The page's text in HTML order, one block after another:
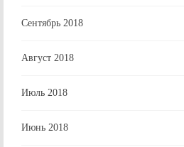
Сентябрь 2018
Август 2018
Июль 2018
Июнь 2018